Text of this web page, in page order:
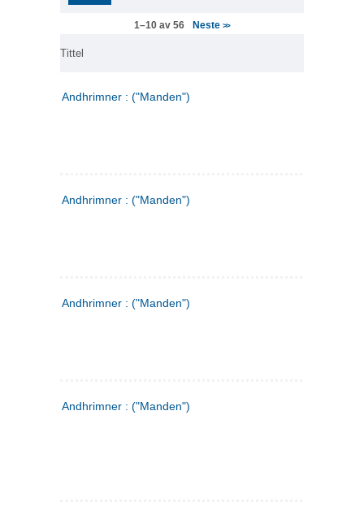
1–10 av 56 Neste>>
Tittel
Andhrimner : ("Manden")
Andhrimner : ("Manden")
Andhrimner : ("Manden")
Andhrimner : ("Manden")